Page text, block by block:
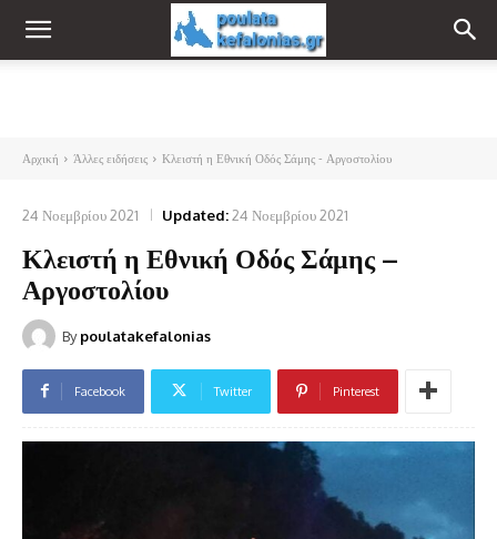
Αρχική Άλλες ειδήσεις Κλειστή η Εθνική Οδός Σάμης - Αργοστολίου
24 Νοεμβρίου 2021 Updated:24 Νοεμβρίου 2021
Κλειστή η Εθνική Οδός Σάμης –
Αργοστολίου
By poulatakefalonias
Facebook Twitter Pinterest